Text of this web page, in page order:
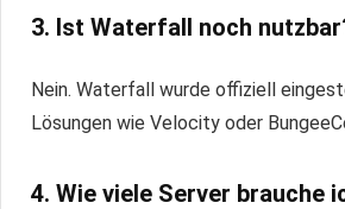
3. Ist Waterfall noch
Nein. Waterfall wurde offiziell
Lösungen wie Velocity oder
4. Wie viele Server brauche